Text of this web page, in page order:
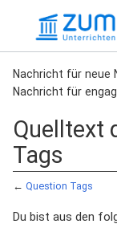
Nachricht für neue
Nachricht für
Quelltext
Tags
← Question Tags
Du bist aus den